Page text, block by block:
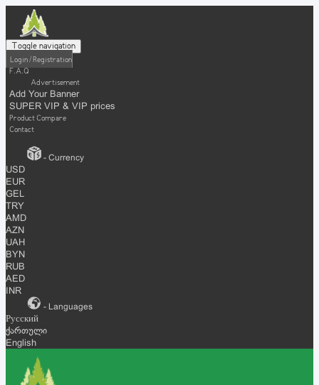
Toggle navigation
Login / Registration
F.A.Q
Advertisement
Add Your Banner
SUPER VIP & VIP prices
Product Compare
Contact
- Currency
USD
EUR
GEL
TRY
AMD
AZN
UAH
BYN
RUB
AED
INR
- Languages
Русский
ქართული
English